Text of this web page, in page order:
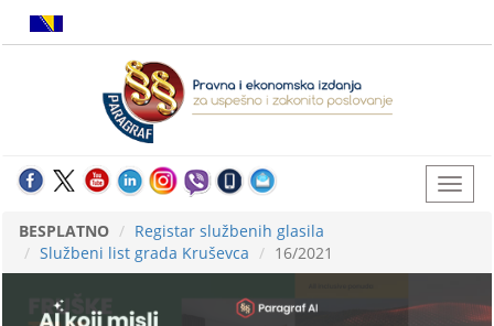
BESPLATNO
Registar službenih glasila
Službeni list grada Kruševca
16/2021